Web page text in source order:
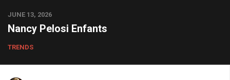
JUNE 13, 2026
Nancy Pelosi Enfants
TRENDS